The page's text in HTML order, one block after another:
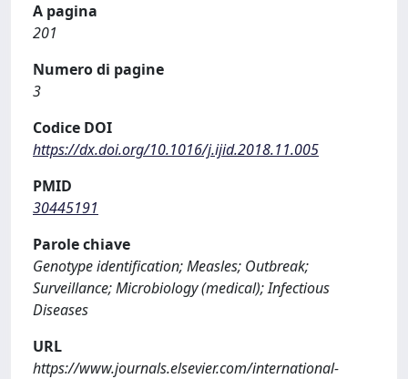
A pagina
201
Numero di pagine
3
Codice DOI
https://dx.doi.org/10.1016/j.ijid.2018.11.005
PMID
30445191
Parole chiave
Genotype identification; Measles; Outbreak;
Surveillance; Microbiology (medical); Infectious
Diseases
URL
https://www.journals.elsevier.com/international-